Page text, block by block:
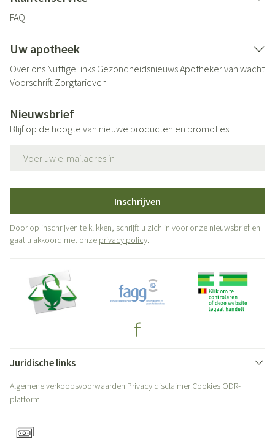
FAQ
Uw apotheek
Over ons Nuttige links GezondheidsnieuwsApotheker van wacht
Voorschrift Zorgtarieven
Nieuwsbrief
Blijf op de hoogte van nieuwe producten en promoties
Inschrijven
Door op inschrijven te klikken, schrijft u zich in voor onze nieuwsbrief en
gaat u akkoord met onze privacy policy.
Juridische links
Algemene verkoopsvoorwaarden Privacy disclaimer Cookies ODR-
platform